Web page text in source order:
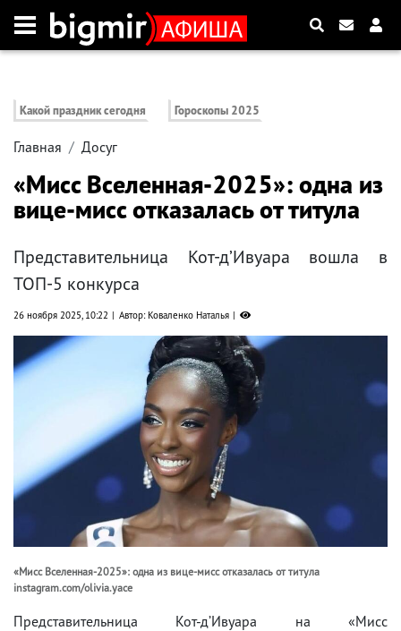
Какой праздник сегодня Гороскопы 2025
Главная Досуг
«Мисс Вселенная-2025»: одна из
вице-мисс отказалась от титула
Представительница Кот-д’Ивуара вошла в
ТОП-5 конкурса
26 ноября 2025, 10:22 Автор: Коваленко Наталья
«Мисс Вселенная-2025»: одна из вице-мисс отказалась от титула
instagram.com/olivia.yace
Представительница Кот-д’Ивуара на «Мисс